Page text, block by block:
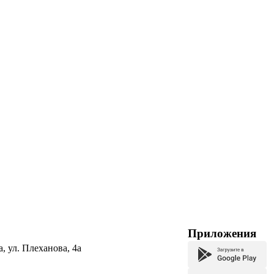
ул. Плеханова, 4а
Приложения